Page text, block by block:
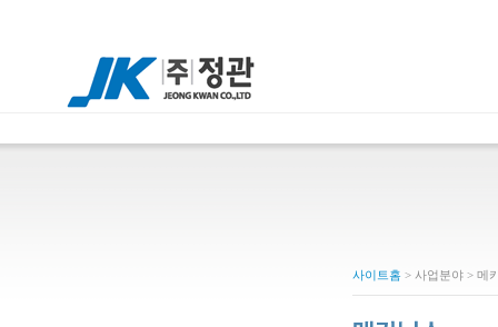
사이트홈 > 사업분야 > 메